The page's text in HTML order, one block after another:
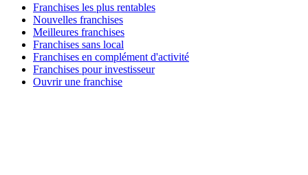
Franchises les plus rentables
Nouvelles franchises
Meilleures franchises
Franchises sans local
Franchises en complément d'activité
Franchises pour investisseur
Ouvrir une franchise